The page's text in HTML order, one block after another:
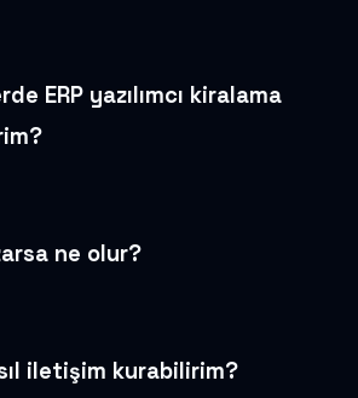
ERP yazılımcı kiralama
ne olur?
iletişim kurabilirim?